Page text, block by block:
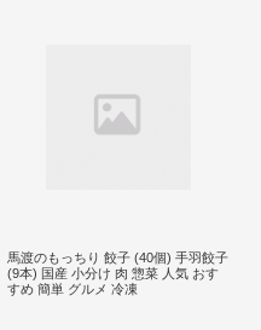
馬渡のもっちり 餃子 (40個) 手羽餃子
(9本) 国産 小分け 肉 惣菜 人気 おす
すめ 簡単 グルメ 冷凍